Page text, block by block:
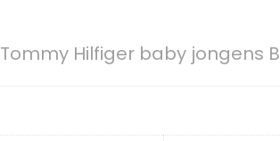
Tommy Hilfiger baby jongens